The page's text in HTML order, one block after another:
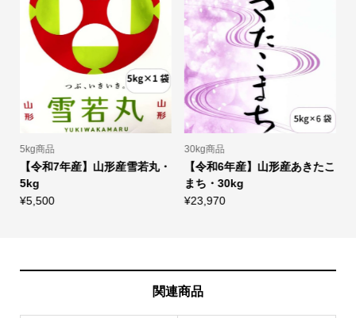
5kg商品
【令和7年産】山形産雪若丸・
5kg
¥5,500
30kg商品
【令和6年産】山形産あきたこ
まち・30kg
¥23,970
関連商品